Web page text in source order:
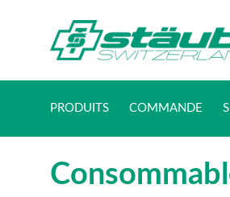
PRODUITS COMMANDE